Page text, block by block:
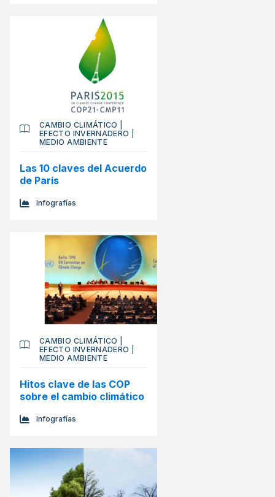
CAMBIO CLIMÁTICO
EFECTO INVERNADERO
MEDIO AMBIENTE
Las 10 claves del Acuerdo
de París
Infografías
CAMBIO CLIMÁTICO
EFECTO INVERNADERO
MEDIO AMBIENTE
Hitos clave de las COP
sobre el cambio climático
Infografías